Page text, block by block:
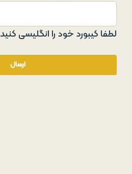
لطفا کیبورد خود را انگلیسی کنید